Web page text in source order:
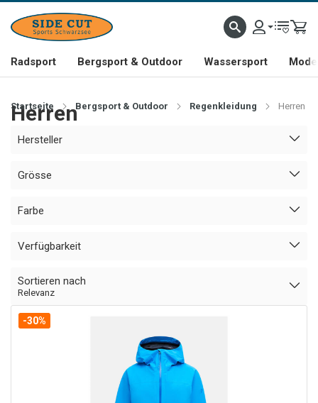
Radsport Bergsport & Outdoor Wassersport
Startseite Bergsport & Outdoor Regenkleidung Herren
Herren
Hersteller
Grösse
Farbe
Verfügbarkeit
Sortieren nach
Relevanz
-30%